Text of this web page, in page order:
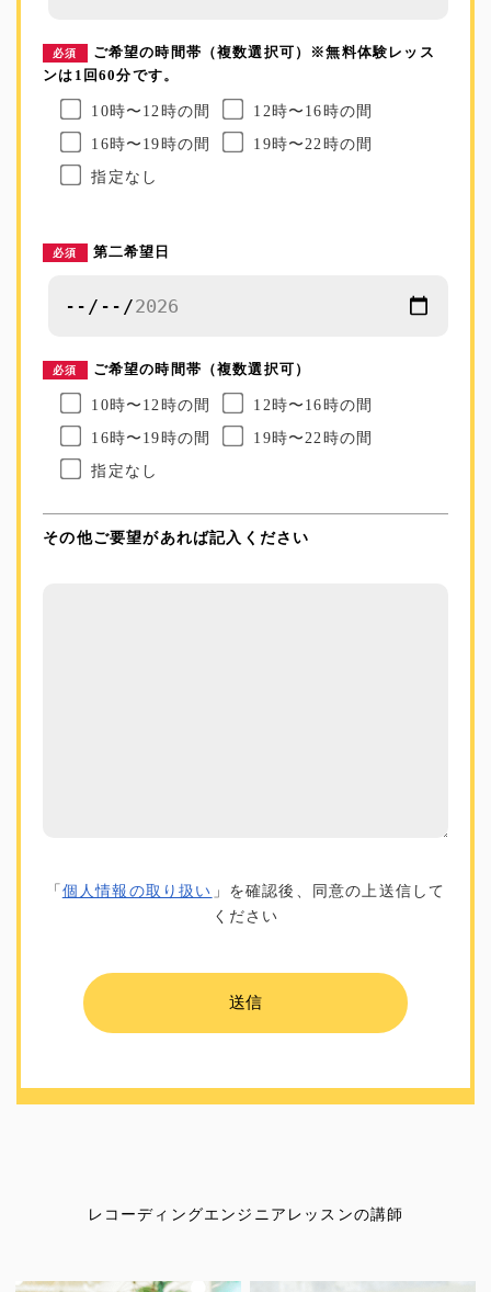
必須
ご希望の時間帯（複数選択可）※無料体験レッス
ンは1回60分です。
10時〜12時の間
12時〜16時の間
16時〜19時の間
19時〜22時の間
指定なし
必須 第二希望日
必須 ご希望の時間帯（複数選択可）
10時〜12時の間
12時〜16時の間
16時〜19時の間
19時〜22時の間
指定なし
その他ご要望があれば記入ください
「 個人情報の取り扱い 」を確認後、同意の上送信して
ください
レコーディングエンジニアレッスンの講師